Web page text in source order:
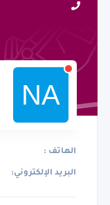
الهاتف :
البريد الإلكتروني: